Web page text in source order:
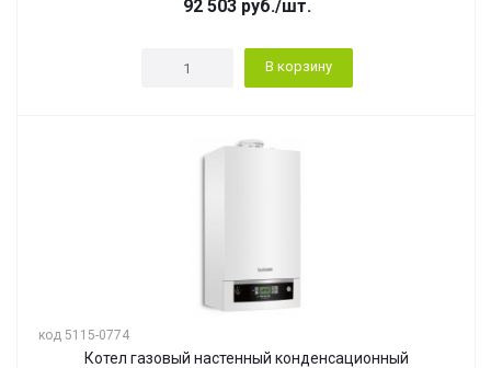
92 503руб./шт.
В корзину
код 5115-0774
Котел газовый настенный конденсационный